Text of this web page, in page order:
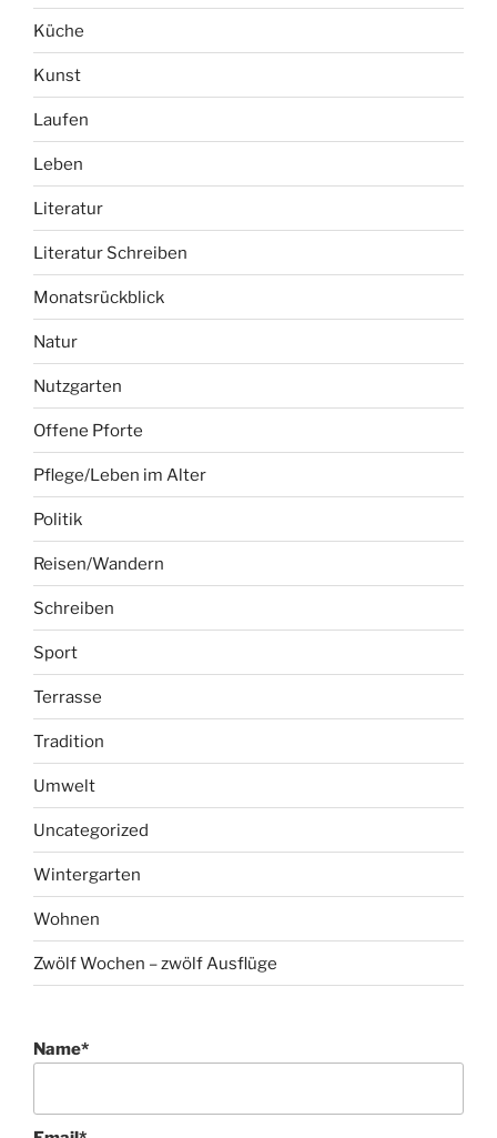
Küche
Kunst
Laufen
Leben
Literatur
Literatur Schreiben
Monatsrückblick
Natur
Nutzgarten
Offene Pforte
Pflege/Leben im Alter
Politik
Reisen/Wandern
Schreiben
Sport
Terrasse
Tradition
Umwelt
Uncategorized
Wintergarten
Wohnen
Zwölf Wochen – zwölf Ausflüge
Name*